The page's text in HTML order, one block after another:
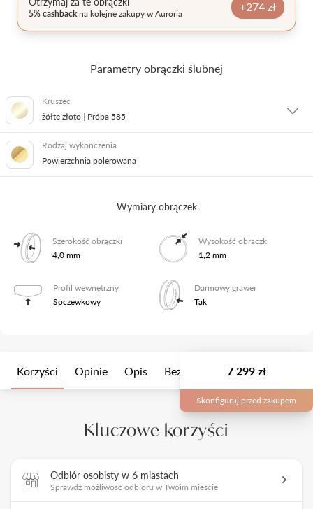
Pielęgnacja biżuterii
5% cashbackna kolejne zakupy w Auroria +274 zł
Parametry obrączki ślubnej
Kruszec
żółte złoto | Próba 585
żółte złoto|Próba 585
białe złoto|Próba 585
Rodzaj wykończenia
Powierzchnia polerowana
Wymiary obrączek
Szerokość obrączki
4,0 mm
Wysokość obrączki
1,2 mm
Profil wewnętrzny
Soczewkowy
Darmowy grawer
Tak
Korzyści Opinie Opis Bezszwowe Opakowanie
7 299 zł
Skonfiguruj przed zakupem
Kluczowe korzyści
Odbiór osobisty w 6 miastach
Sprawdź możliwość odbioru w Twoim mieście